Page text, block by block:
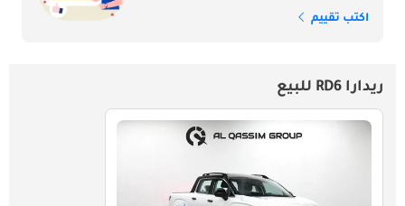
اكتب تقييم
ريدارا RD6 للبيع